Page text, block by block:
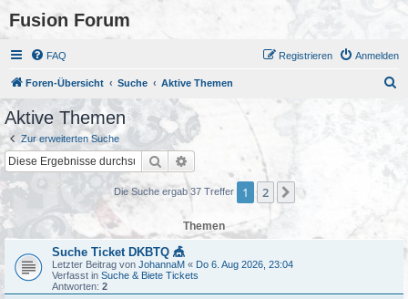
Fusion Forum
FAQ Anmelden
Registrieren
Foren-Übersicht Suche Aktive Themen
Aktive Themen
Zur erweiterten Suche
Suche Erweiterte Suche
Die Suche ergab 37 Treffer 1 2 Nächste
Themen
Suche Ticket DKBTQ 🎪
Letzter Beitrag von JohannaM « Do 6. Aug 2026, 23:04
Verfasst in Suche & Biete Tickets
Antworten: 2